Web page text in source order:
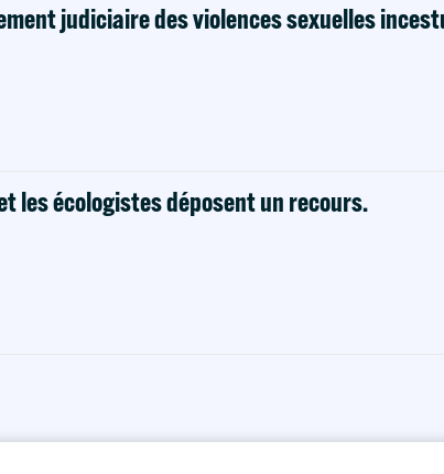
judiciaire des violences sexuelles
les écologistes déposent un recours.